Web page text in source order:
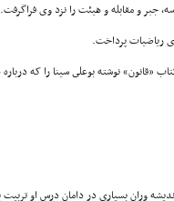
جبر و مقابله و هیئت را نزد وى فراگرفت.
ریاضیات پرداخت.
«قانون» نوشته بوعلى سینا را که
وران بسیارى در دامان درس او تربیت